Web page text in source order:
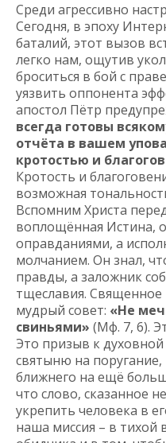
Среди агрессивно
Сегодня, в эпоху
баталий, этот вызов
легко нам, ощутив
броситься в бой с
уязвить оппонента
апостол Пётр
всегда готовы
отчёта в вашем
кротостью и
Кротость и
возможная
Вспомним Христа
воплощённая Истина,
оправданиями, а
молчанием. Он знал,
правды, а заложник
тщеславия. Священное
мудрый совет: «Не
свиньями» (Мф. 7, 6).
Это призыв к духовной
святыню на
ближнего на ещё
что слово, сказанное
укрепить человека в
наша миссия – в тихой